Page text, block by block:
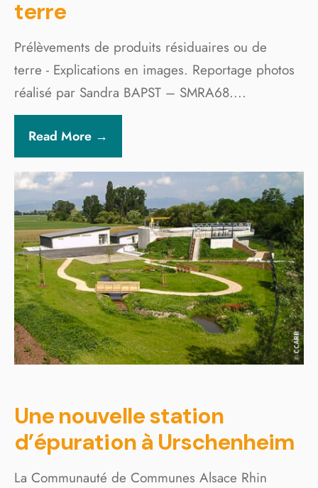
terre
Prélèvements de produits résiduaires ou de
terre - Explications en images. Reportage photos
réalisé par Sandra BAPST – SMRA68....
Read More →
Une nouvelle station
d’épuration à Urschenheim
La Communauté de Communes Alsace Rhin